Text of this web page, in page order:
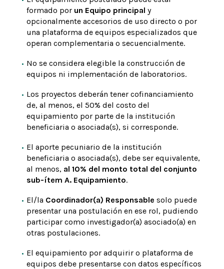
formado por un Equipo principal y
opcionalmente accesorios de uso directo o por
una plataforma de equipos especializados que
operan complementaria o secuencialmente.
No se considera elegible la construcción de
equipos ni implementación de laboratorios.
Los proyectos deberán tener cofinanciamiento
de, al menos, el 50% del costo del
equipamiento por parte de la institución
beneficiaria o asociada(s), si corresponde.
El aporte pecuniario de la institución
beneficiaria o asociada(s), debe ser equivalente,
al menos, al 10% del monto total del conjunto
sub-ítem A. Equipamiento.
El/la Coordinador(a) Responsable solo puede
presentar una postulación en ese rol, pudiendo
participar como investigador(a) asociado(a) en
otras postulaciones.
El equipamiento por adquirir o plataforma de
equipos debe presentarse con datos específicos